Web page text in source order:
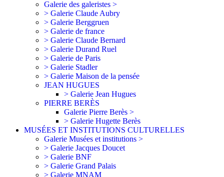
Galerie des galeristes >
> Galerie Claude Aubry
> Galerie Berggruen
> Galerie de france
> Galerie Claude Bernard
> Galerie Durand Ruel
> Galerie de Paris
> Galerie Stadler
> Galerie Maison de la pensée
JEAN HUGUES
> Galerie Jean Hugues
PIERRE BERÈS
Galerie Pierre Berès >
> Galerie Hugette Berès
MUSÉES ET INSTITUTIONS CULTURELLES
Galerie Musées et institutions >
> Galerie Jacques Doucet
> Galerie BNF
> Galerie Grand Palais
> Galerie MNAM